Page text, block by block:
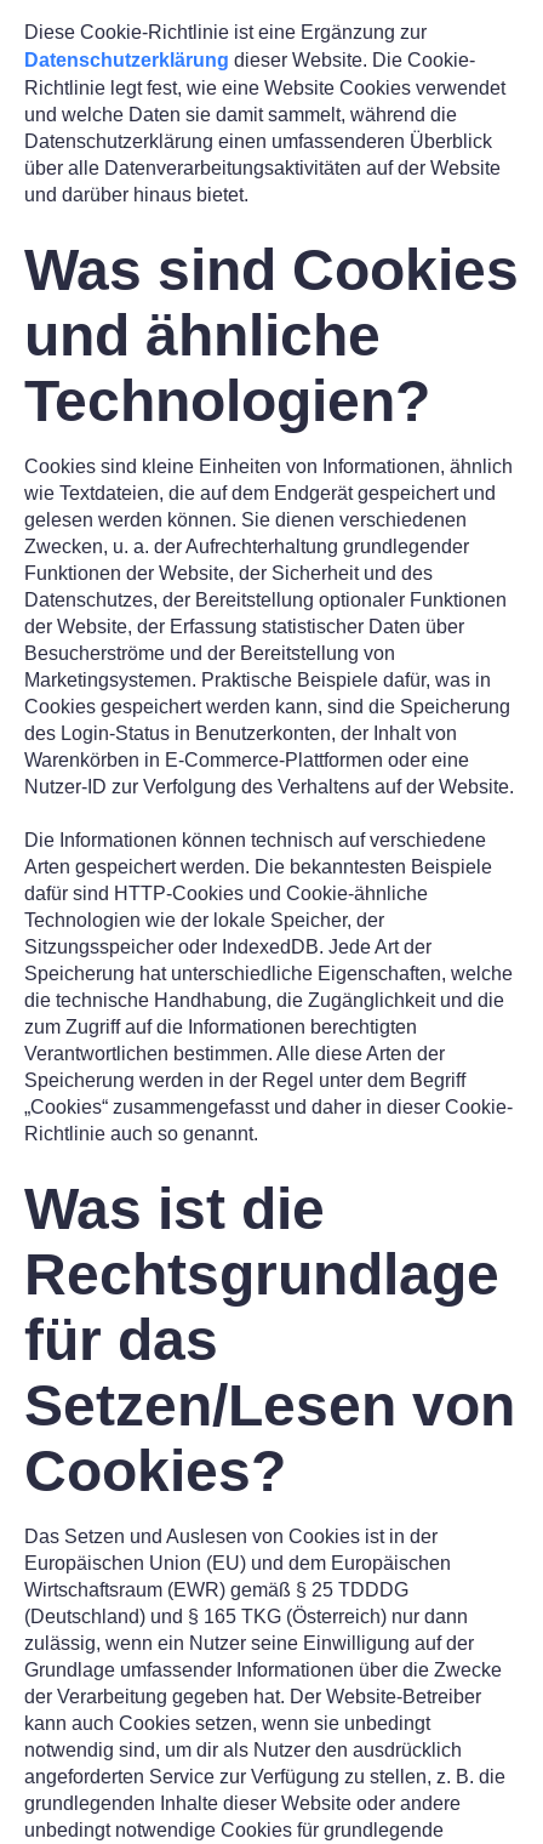
Diese Cookie-Richtlinie ist eine Ergänzung zur
Datenschutzerklärung dieser Website. Die Cookie-
Richtlinie legt fest, wie eine Website Cookies verwendet
und welche Daten sie damit sammelt, während die
Datenschutzerklärung einen umfassenderen Überblick
über alle Datenverarbeitungsaktivitäten auf der Website
und darüber hinaus bietet.
Was sind Cookies
und ähnliche
Technologien?
Cookies sind kleine Einheiten von Informationen, ähnlich
wie Textdateien, die auf dem Endgerät gespeichert und
gelesen werden können. Sie dienen verschiedenen
Zwecken, u. a. der Aufrechterhaltung grundlegender
Funktionen der Website, der Sicherheit und des
Datenschutzes, der Bereitstellung optionaler Funktionen
der Website, der Erfassung statistischer Daten über
Besucherströme und der Bereitstellung von
Marketingsystemen. Praktische Beispiele dafür, was in
Cookies gespeichert werden kann, sind die Speicherung
des Login-Status in Benutzerkonten, der Inhalt von
Warenkörben in E-Commerce-Plattformen oder eine
Nutzer-ID zur Verfolgung des Verhaltens auf der Website.
Die Informationen können technisch auf verschiedene
Arten gespeichert werden. Die bekanntesten Beispiele
dafür sind HTTP-Cookies und Cookie-ähnliche
Technologien wie der lokale Speicher, der
Sitzungsspeicher oder IndexedDB. Jede Art der
Speicherung hat unterschiedliche Eigenschaften, welche
die technische Handhabung, die Zugänglichkeit und die
zum Zugriff auf die Informationen berechtigten
Verantwortlichen bestimmen. Alle diese Arten der
Speicherung werden in der Regel unter dem Begriff
„Cookies“ zusammengefasst und daher in dieser Cookie-
Richtlinie auch so genannt.
Was ist die
Rechtsgrundlage
für das
Setzen/Lesen von
Cookies?
Das Setzen und Auslesen von Cookies ist in der
Europäischen Union (EU) und dem Europäischen
Wirtschaftsraum (EWR) gemäß § 25 TDDDG
(Deutschland) und § 165 TKG (Österreich) nur dann
zulässig, wenn ein Nutzer seine Einwilligung auf der
Grundlage umfassender Informationen über die Zwecke
der Verarbeitung gegeben hat. Der Website-Betreiber
kann auch Cookies setzen, wenn sie unbedingt
notwendig sind, um dir als Nutzer den ausdrücklich
angeforderten Service zur Verfügung zu stellen, z. B. die
grundlegenden Inhalte dieser Website oder andere
unbedingt notwendige Cookies für grundlegende